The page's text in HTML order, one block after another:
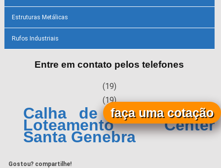
Estruturas Metálicas
Rufos Industriais
Entre em contato pelos telefones
(19)
(19)
Calha de Chuva Zinco
Loteamento Center
Santa Genebra
Gostou? compartilhe!
faça uma cotação